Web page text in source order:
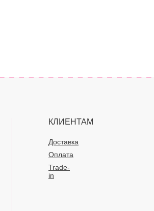
КЛИЕНТАМ
Доставка
Оплата
Trade-
in